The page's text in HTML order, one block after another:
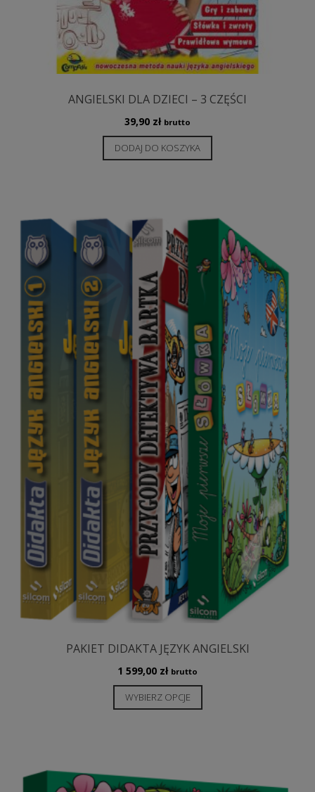
ANGIELSKI DLA DZIECI – 3 CZĘŚCI
39,90 zł brutto
DODAJ DO KOSZYKA
PAKIET DIDAKTA JĘZYK ANGIELSKI
1 599,00 zł brutto
WYBIERZ OPCJE
produkt